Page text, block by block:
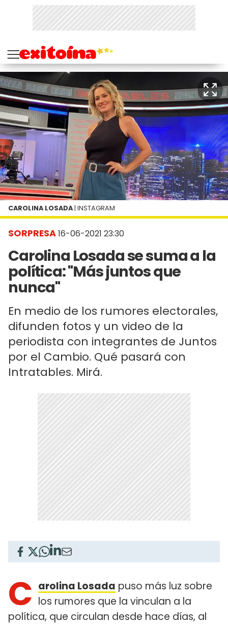
SORPRESA16-06-2021 23:30
Carolina Losada se suma a la
política: "Más juntos que
nunca"
En medio de los rumores electorales,
difunden fotos y un video de la
periodista con integrantes de Juntos
por el Cambio. Qué pasará con
Intratables. Mirá.
CAROLINA LOSADA | INSTAGRAM
C arolina Losada puso más luz sobre
los rumores que la vinculan a la
política, que circulan desde hace días, al